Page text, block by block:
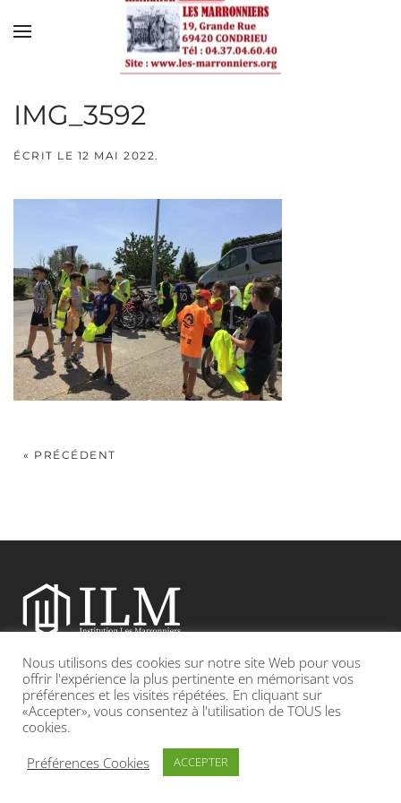
Skip to main content
IMG_3592
ÉCRIT LE 12 MAI 2022.
« PRÉCÉDENT
Etablissement catholique sous contrat d’association avec l’Etat
Adresse : 19, Grande rue 69420 CONDRIEU
INFOS LÉGALES POLITIQUE DE CONFIDENTIALITÉ
Nous utilisons des cookies sur notre site Web pour vous
offrir l'expérience la plus pertinente en mémorisant vos
préférences et les visites répétées. En cliquant sur
«Accepter», vous consentez à l'utilisation de TOUS les
cookies.
Préférences Cookies
ACCEPTER